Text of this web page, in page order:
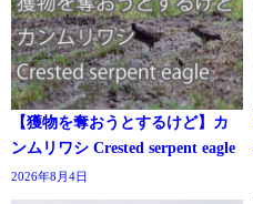
【獲物を奪おうとするけど】カ
ンムリワシ Crested serpent eagle
2026年8月4日